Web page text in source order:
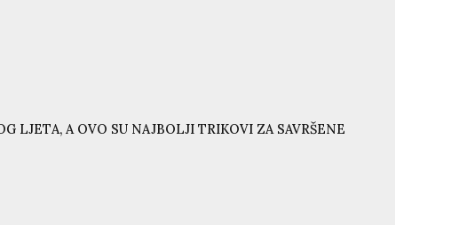
LJETA, A OVO SU NAJBOLJI TRIKOVI ZA SAVRŠENE